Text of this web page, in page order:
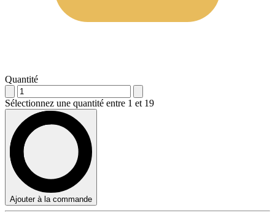
Quantité
Sélectionnez une quantité entre 1 et 19
Ajouter à la commande